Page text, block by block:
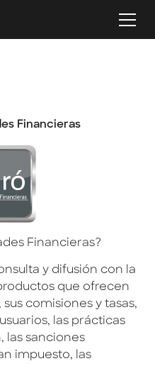
Financieras
Financieras?
y difusión con la
que ofrecen
comisiones y tasas,
las prácticas
las sanciones
impuesto, las